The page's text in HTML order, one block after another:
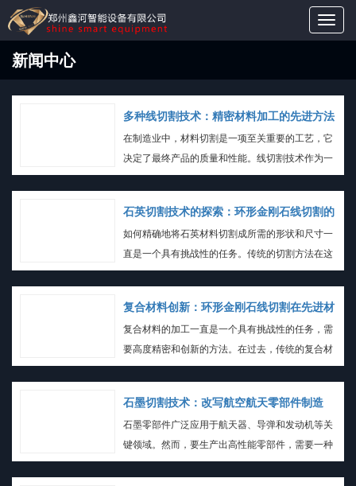
新闻中心
多种线切割技术：精密材料加工的先进方法
在制造业中，材料切割是一项至关重要的工艺，它
决定了最终产品的质量和性能。线切割技术作为一
种高精度的材料切割方法，在各个领域都广泛应
类型的线切割技术，以及它们在现代工业中的应
用。
石英切割技术的探索：环形金刚石线切割的
奇妙之处
如何精确地将石英材料切割成所需的形状和尺寸一
直是一个具有挑战性的任务。传统的切割方法在这
方面存在局限性。本文将深入探讨石英切割的科
切割，以解决这些挑战。
复合材料创新：环形金刚石线切割在先进材
料切割中的革命
复合材料的加工一直是一个具有挑战性的任务，需
要高度精密和创新的方法。在过去，传统的复合材
料切割方法通常包括钻削、铣削和拉削。尽管这些
性：
石墨切割技术：改写航空航天零部件制造
石墨零部件广泛应用于航天器、导弹和发动机等关
键领域。然而，要生产出高性能零部件，需要一种
能够精确切割石墨的高效切割技术。